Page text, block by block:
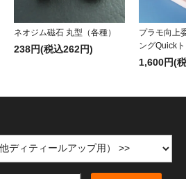
ネオジム磁石 丸型（各種）
238円(税込262円)
プラモ向上
ングQuick
1,600円(